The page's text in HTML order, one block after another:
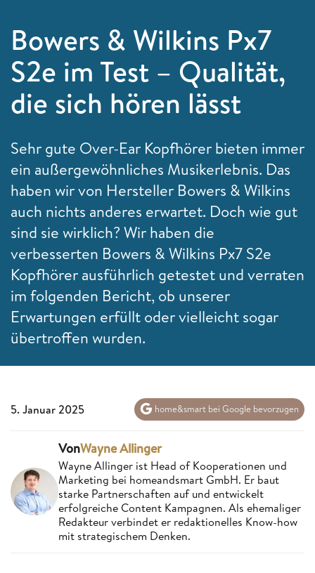
Bowers & Wilkins Px7
S2e im Test – Qualität,
die sich hören lässt
Sehr gute Over-Ear Kopfhörer bieten immer
ein außergewöhnliches Musikerlebnis. Das
haben wir von Hersteller Bowers & Wilkins
auch nichts anderes erwartet. Doch wie gut
sind sie wirklich? Wir haben die
verbesserten Bowers & Wilkins Px7 S2e
Kopfhörer ausführlich getestet und verraten
im folgenden Bericht, ob unserer
Erwartungen erfüllt oder vielleicht sogar
übertroffen wurden.
5. Januar 2025 home&smart bei Google bevorzugen
VonWayne Allinger
Wayne Allinger ist Head of Kooperationen und
Marketing bei homeandsmart GmbH. Er baut
starke Partnerschaften auf und entwickelt
erfolgreiche Content Kampagnen. Als ehemaliger
Redakteur verbindet er redaktionelles Know-how
mit strategischem Denken.